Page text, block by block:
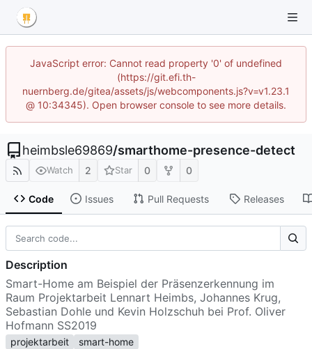
JavaScript error: Cannot read property '0' of undefined
(https://git.efi.th-
nuernberg.de/gitea/assets/js/webcomponents.js?v=v1.23.1
@ 10:34345). Open browser console to see more details.
heimbsle69869/smarthome-presence-detect
Watch 2 Star 0 0
Code Issues Pull Requests Releases
Description
Smart-Home am Beispiel der Präsenzerkennung im
Raum Projektarbeit Lennart Heimbs, Johannes Krug,
Sebastian Dohle und Kevin Holzschuh bei Prof. Oliver
Hofmann SS2019
projektarbeit smart-home